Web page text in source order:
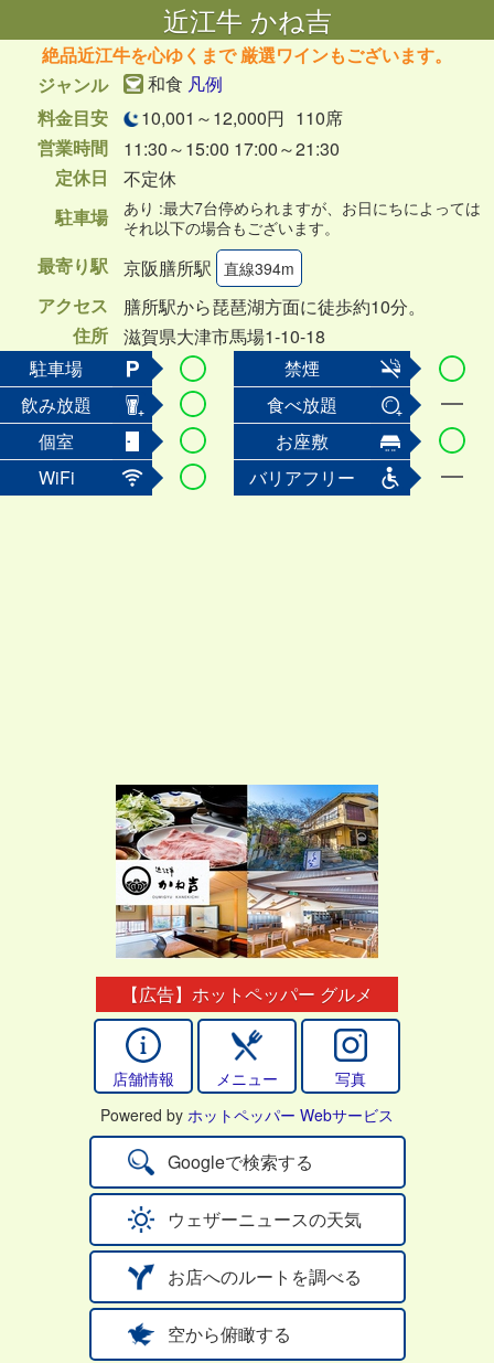
近江牛 かね吉
絶品近江牛を心ゆくまで 厳選ワインもございます。
ジャンル
和食 凡例
料金目安
10,001～12,000円 110席
営業時間
11:30～15:00 17:00～21:30
定休日
不定休
駐車場
あり :最大7台停められますが、お日にちによっては
それ以下の場合もございます。
最寄り駅 京阪膳所駅 直線394m
アクセス
膳所駅から琵琶湖方面に徒歩約10分。
住所
滋賀県大津市馬場1-10-18
駐車場
禁煙
飲み放題
食べ放題
個室
お座敷
WiFi
バリアフリー
【広告】ホットペッパー グルメ
店舗情報 メニュー
写真
Powered by ホットペッパー Webサービス
Googleで検索する
ウェザーニュースの天気
お店へのルートを調べる
空から俯瞰する